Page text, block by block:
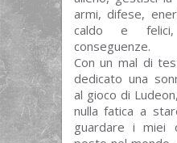
armi, difese,
caldo e
conseguenze.
Con un mal di
dedicato una
al gioco di
nulla fatica a
guardare i miei